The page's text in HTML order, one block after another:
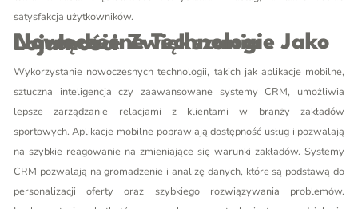
satysfakcja użytkowników.
Nowoczesne Technologie Jako Narzędzie Zwiększania Lojalności
Wykorzystanie nowoczesnych technologii, takich jak aplikacje mobilne,
sztuczna inteligencja czy zaawansowane systemy CRM, umożliwia
lepsze zarządzanie relacjami z klientami w branży zakładów
sportowych. Aplikacje mobilne poprawiają dostępność usług i pozwalają
na szybkie reagowanie na zmieniające się warunki zakładów. Systemy
CRM pozwalają na gromadzenie i analizę danych, które są podstawą do
personalizacji oferty oraz szybkiego rozwiązywania problemów.